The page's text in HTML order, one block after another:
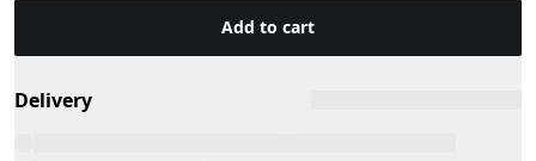
Add to cart
Delivery